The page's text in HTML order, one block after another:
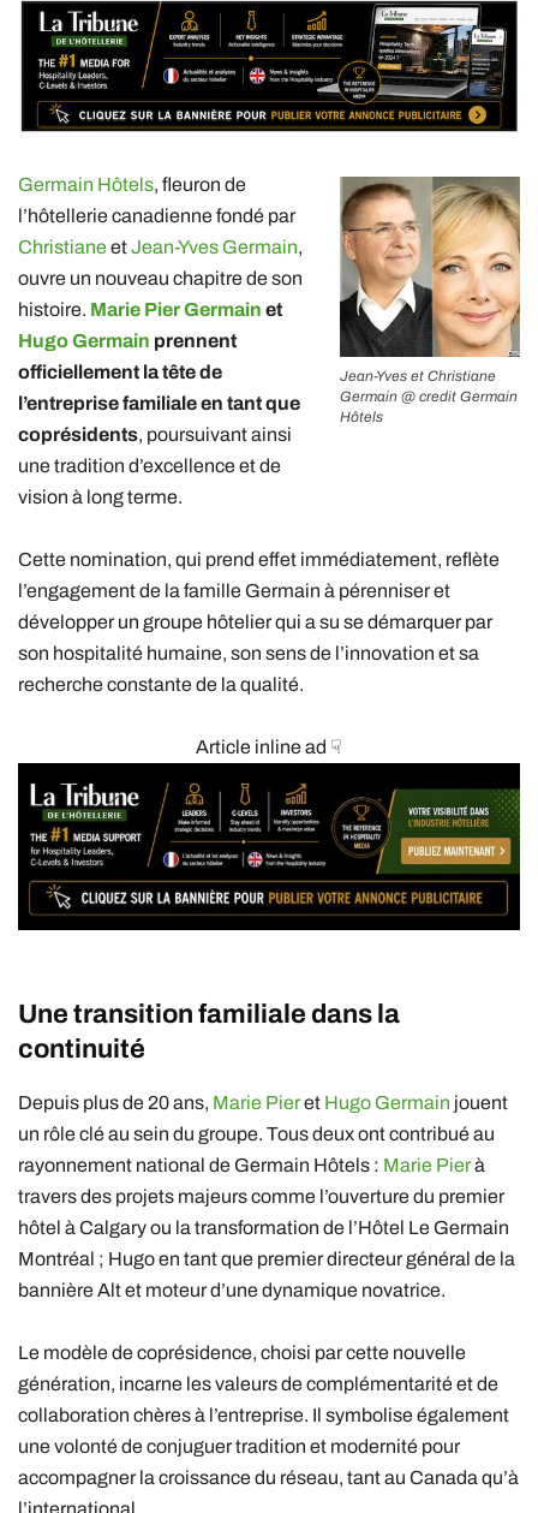
Jean-Yves et Christiane
Germain @ credit Germain
Hôtels
Germain Hôtels, fleuron de
l’hôtellerie canadienne fondé par
ChristianeetJean-Yves Germain,
ouvre un nouveau chapitre de son
histoire. Marie Pier Germain et
Hugo Germain prennent
officiellement la tête de
l’entreprise familiale en tant que
coprésidents, poursuivant ainsi
une tradition d’excellence et de
vision à long terme.
Cette nomination, qui prend effet immédiatement, reflète
l’engagement de la famille Germain à pérenniser et
développer un groupe hôtelier qui a su se démarquer par
son hospitalité humaine, son sens de l’innovation et sa
recherche constante de la qualité.
Article inline ad ☟
Une transition familiale dans la
continuité
Depuis plus de 20 ans, Marie Pieret Hugo Germain jouent
un rôle clé au sein du groupe. Tous deux ont contribué au
rayonnement national de Germain Hôtels : Marie Pierà
travers des projets majeurs comme l’ouverture du premier
hôtel à Calgary ou la transformation de l’Hôtel Le Germain
Montréal ; Hugo en tant que premier directeur général de la
bannière Alt et moteur d’une dynamique novatrice.
Le modèle de coprésidence, choisi par cette nouvelle
génération, incarne les valeurs de complémentarité et de
collaboration chères à l’entreprise. Il symbolise également
une volonté de conjuguer tradition et modernité pour
accompagner la croissance du réseau, tant au Canada qu’à